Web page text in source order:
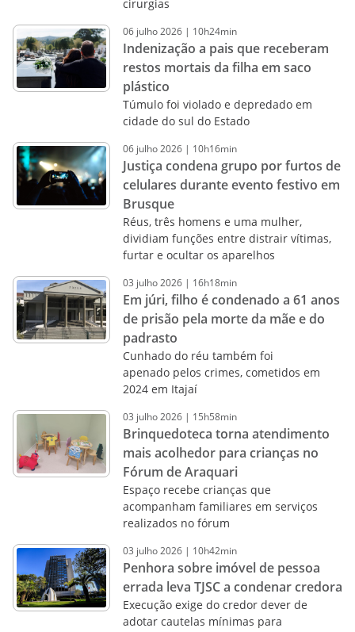
cirurgias
06 julho2026 | 10h24min
Indenização a pais que receberam
restos mortais da filha em saco
plástico
Túmulo foi violado e depredado em
cidade do sul do Estado
06 julho2026 | 10h16min
Justiça condena grupo por furtos de
celulares durante evento festivo em
Brusque
Réus, três homens e uma mulher,
dividiam funções entre distrair vítimas,
furtar e ocultar os aparelhos
03 julho2026 | 16h18min
Em júri, filho é condenado a 61 anos
de prisão pela morte da mãe e do
padrasto
Cunhado do réu também foi
apenado pelos crimes, cometidos em
2024 em Itajaí
03 julho2026 | 15h58min
Brinquedoteca torna atendimento
mais acolhedor para crianças no
Fórum de Araquari
Espaço recebe crianças que
acompanham familiares em serviços
realizados no fórum
03 julho2026 | 10h42min
Penhora sobre imóvel de pessoa
errada leva TJSC a condenar credora
Execução exige do credor dever de
adotar cautelas mínimas para